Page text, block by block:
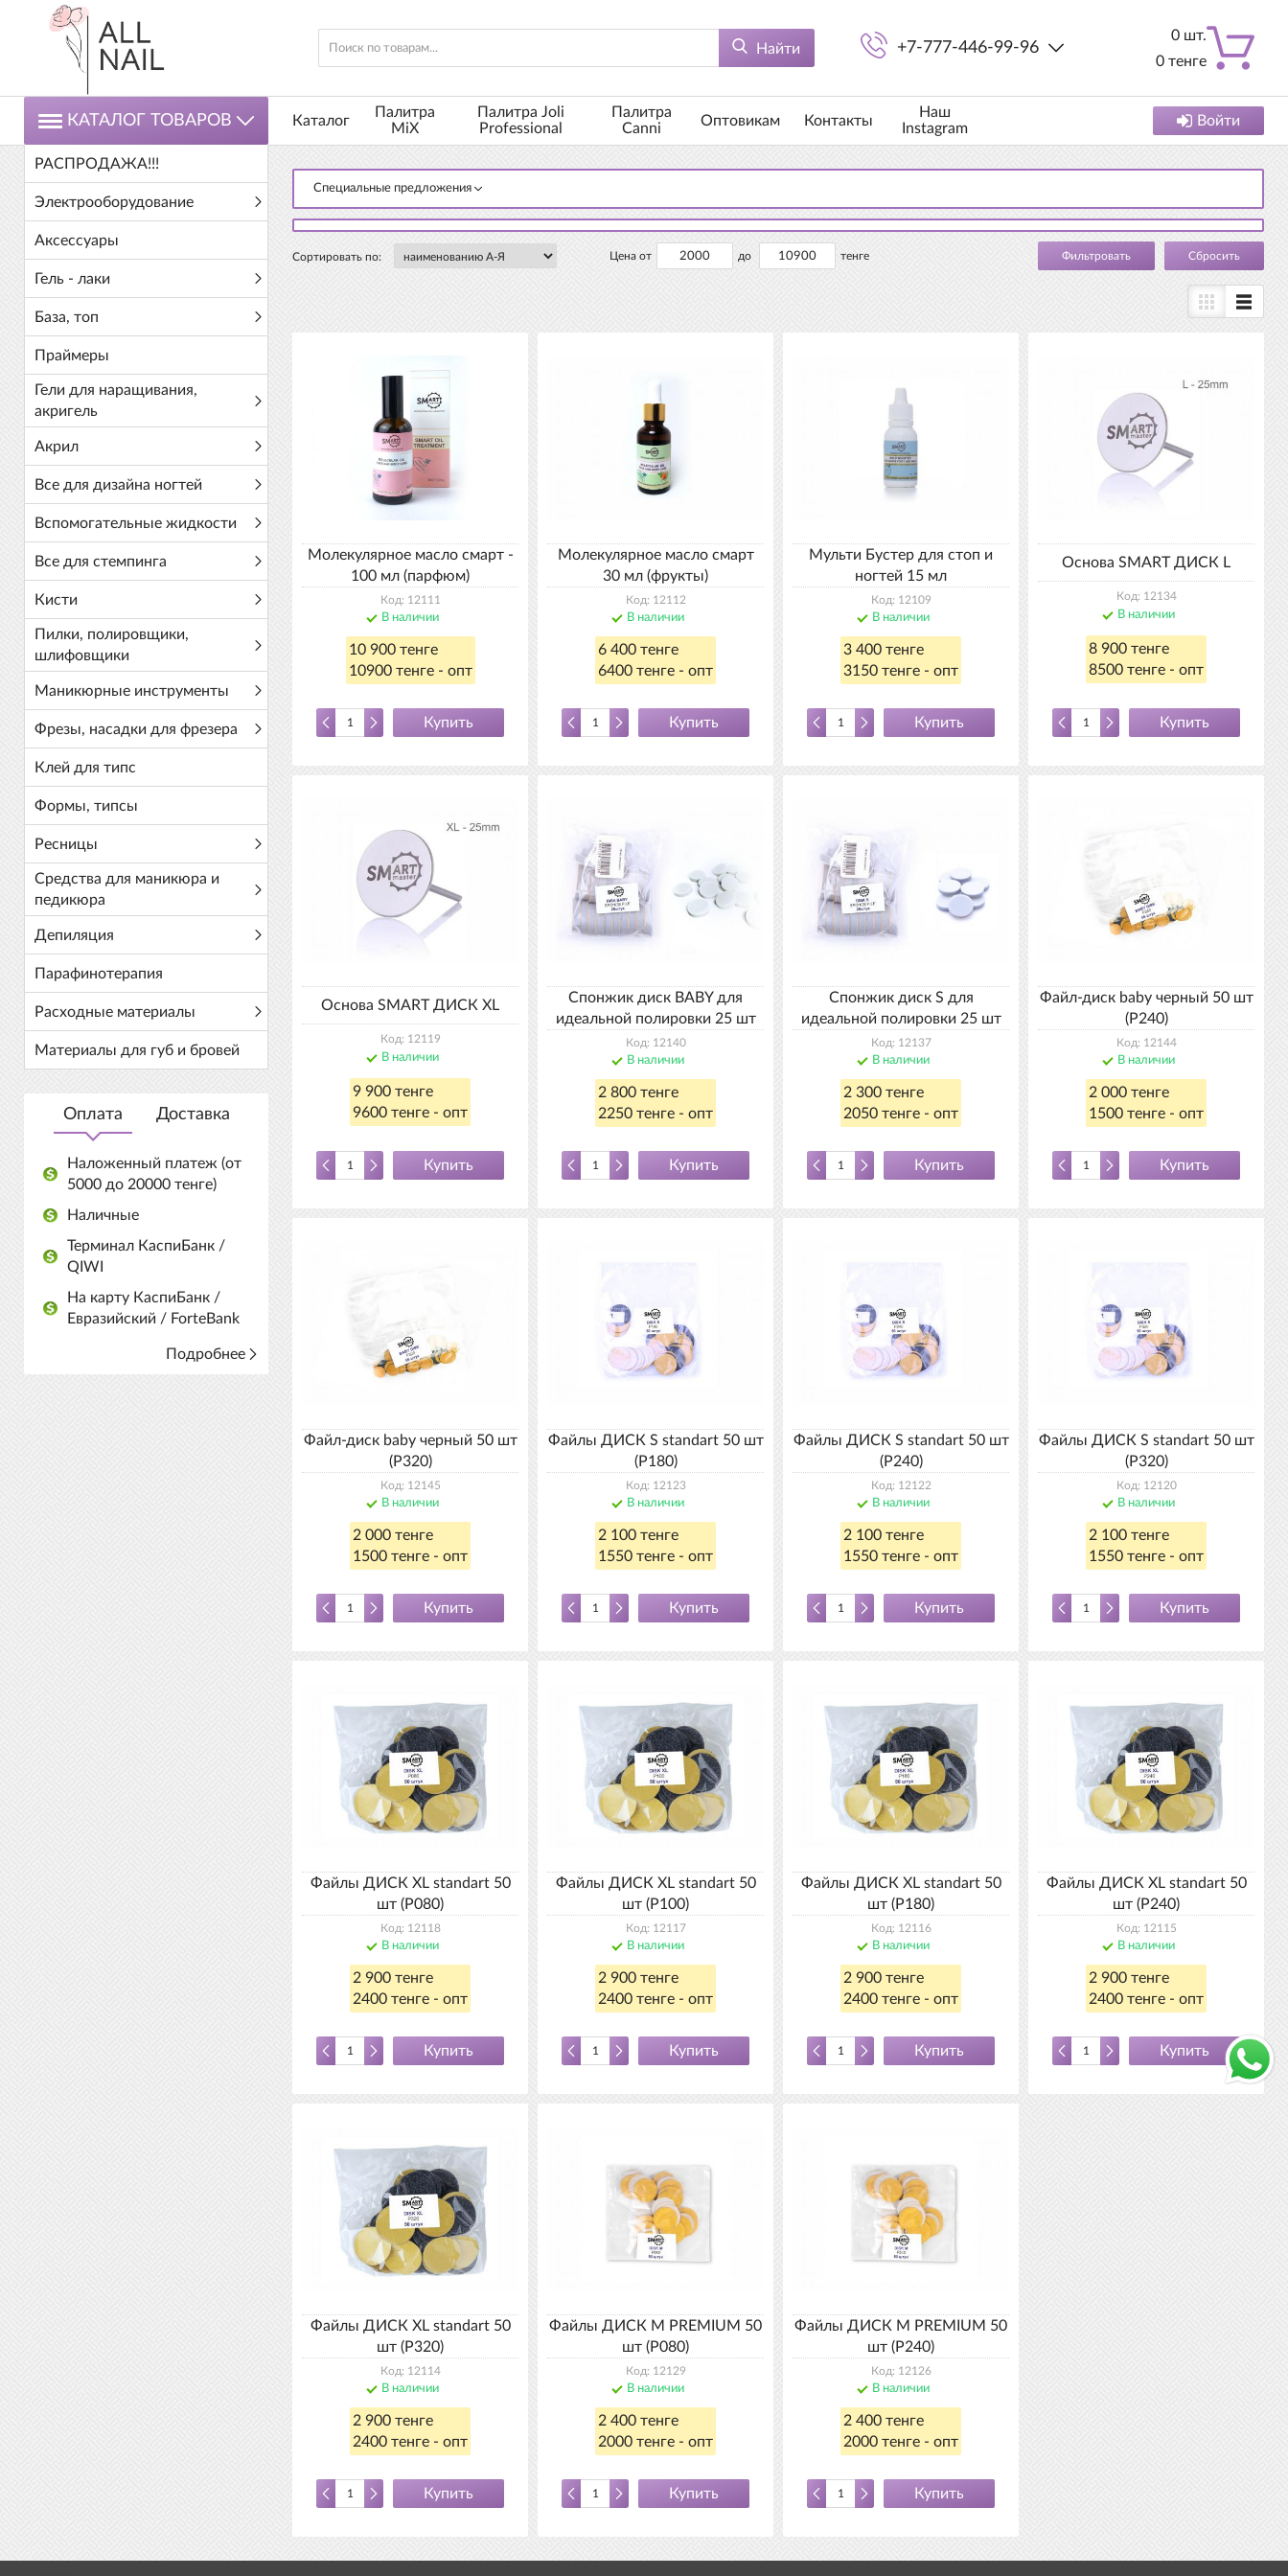
Найти +7-777-446-99-96
0 шт.
0 тенге
КАТАЛОГ ТОВАРОВ
РАСПРОДАЖА!!!
Электрооборудование
Аксессуары
Гель - лаки
База, топ
Праймеры
Гели для наращивания,
акригель
Акрил
Все для дизайна ногтей
Вспомогательные жидкости
Все для стемпинга
Кисти
Пилки, полировщики,
шлифовщики
Маникюрные инструменты
Фрезы, насадки для фрезера
Клей для типс
Формы, типсы
Ресницы
Средства для маникюра и
педикюра
Депиляция
Парафинотерапия
Расходные материалы
Материалы для губ и бровей
Оплата Доставка
Наложенный платеж (от
5000 до 20000 тенге)
Наличные
Терминал КаспиБанк /
QIWI
На карту КаспиБанк /
Евразийский / ForteBank
Подробнее
Каталог
Палитра
MiX
Палитра Joli
Professional
Палитра
Canni
Оптовикам Контакты
Наш
Instagram
Войти
Сортировать по: Цена от до тенге
Специальные предложения
Cбросить
Молекулярное масло смарт -
100 мл (парфюм)
Код: 12111
В наличии
10 900 тенге
10900 тенге - опт
Купить
Молекулярное масло смарт
30 мл (фрукты)
Код: 12112
В наличии
6 400 тенге
6400 тенге - опт
Купить
Мульти Бустер для стоп и
ногтей 15 мл
Код: 12109
В наличии
3 400 тенге
3150 тенге - опт
Купить
Основа SMART ДИСК L
Код: 12134
В наличии
8 900 тенге
8500 тенге - опт
Купить
Основа SMART ДИСК XL
Код: 12119
В наличии
9 900 тенге
9600 тенге - опт
Купить
Спонжик диск BABY для
идеальной полировки 25 шт
Код: 12140
В наличии
2 800 тенге
2250 тенге - опт
Купить
Спонжик диск S для
идеальной полировки 25 шт
Код: 12137
В наличии
2 300 тенге
2050 тенге - опт
Купить
Файл-диск baby черный 50 шт
(P240)
Код: 12144
В наличии
2 000 тенге
1500 тенге - опт
Купить
Файл-диск baby черный 50 шт
(P320)
Код: 12145
В наличии
2 000 тенге
1500 тенге - опт
Купить
Файлы ДИСК S standart 50 шт
(P180)
Код: 12123
В наличии
2 100 тенге
1550 тенге - опт
Купить
Файлы ДИСК S standart 50 шт
(P240)
Код: 12122
В наличии
2 100 тенге
1550 тенге - опт
Купить
Файлы ДИСК S standart 50 шт
(P320)
Код: 12120
В наличии
2 100 тенге
1550 тенге - опт
Купить
Файлы ДИСК XL standart 50
шт (Р080)
Код: 12118
В наличии
2 900 тенге
2400 тенге - опт
Купить
Файлы ДИСК XL standart 50
шт (Р100)
Код: 12117
В наличии
2 900 тенге
2400 тенге - опт
Купить
Файлы ДИСК XL standart 50
шт (Р180)
Код: 12116
В наличии
2 900 тенге
2400 тенге - опт
Купить
Файлы ДИСК XL standart 50
шт (Р240)
Код: 12115
В наличии
2 900 тенге
2400 тенге - опт
Купить
Файлы ДИСК XL standart 50
шт (Р320)
Код: 12114
В наличии
2 900 тенге
2400 тенге - опт
Купить
Файлы ДИСК М PREMIUM 50
шт (P080)
Код: 12129
В наличии
2 400 тенге
2000 тенге - опт
Купить
Файлы ДИСК М PREMIUM 50
шт (P240)
Код: 12126
В наличии
2 400 тенге
2000 тенге - опт
Купить